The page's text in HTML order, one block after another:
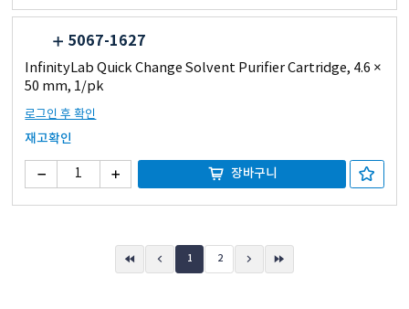
5067-1627
InfinityLab Quick Change Solvent Purifier Cartridge, 4.6 ×
50 mm, 1/pk
로그인 후 확인
재고확인
장바구니
1 2